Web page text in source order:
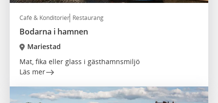
Café & Konditorier Restaurang
Bodarna i hamnen
Mariestad
Mat, fika eller glass i gästhamnsmiljö
Läs mer